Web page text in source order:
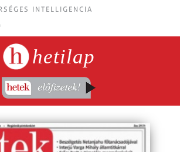
INTELLIGENCIA
hetilap